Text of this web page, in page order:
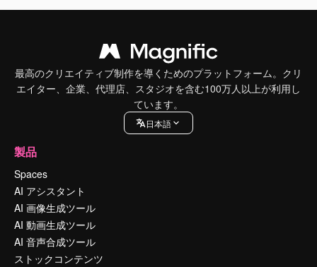
最高のクリエイティブ制作を導くためのプラットフォーム。クリ
エイター、企業、代理店、スタジオを含む100万人以上が利用し
ています。
日本語
製品
Spaces
AI アシスタント
AI 画像生成ツール
AI 動画生成ツール
AI 音声合成ツール
ストックコンテンツ